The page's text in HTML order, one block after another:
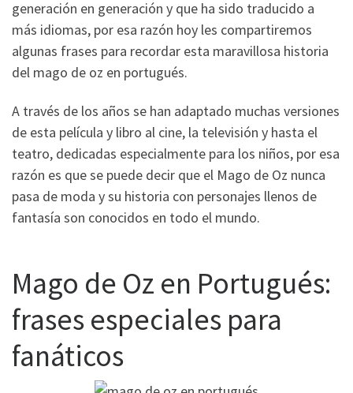
generación en generación y que ha sido traducido a
más idiomas, por esa razón hoy les compartiremos
algunas frases para recordar esta maravillosa historia
del mago de oz en portugués.
A través de los años se han adaptado muchas versiones
de esta película y libro al cine, la televisión y hasta el
teatro, dedicadas especialmente para los niños, por esa
razón es que se puede decir que el Mago de Oz nunca
pasa de moda y su historia con personajes llenos de
fantasía son conocidos en todo el mundo.
Mago de Oz en Portugués:
frases especiales para
fanáticos